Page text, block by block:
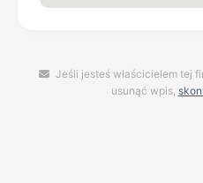
Jeśli jesteś właścicielem tej
usunąć wpis,